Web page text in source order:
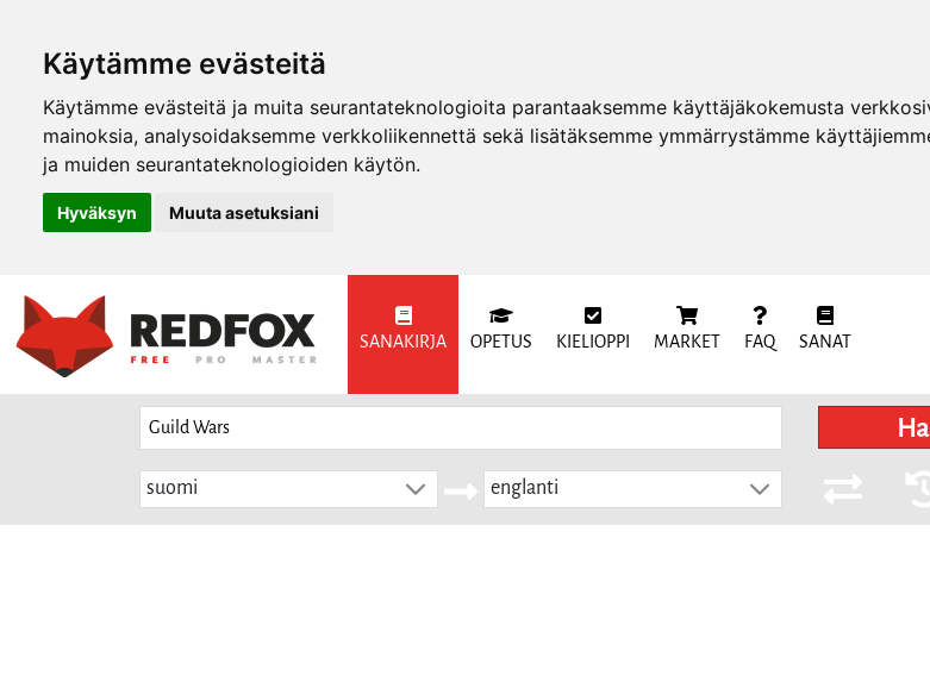
Käytämme evästeitä
Käytämme evästeitä ja muita seurantateknologioita parantaaksemme käyttäjäkokemusta
mainoksia, analysoidaksemme verkkoliikennettä sekä lisätäksemme ymmärrystämme
ja muiden seurantateknologioiden käytön.
Hyväksyn Muuta asetuksiani
SANAKIRJA OPETUS KIELIOPPI MARKET FAQ SANAT
suomi englanti